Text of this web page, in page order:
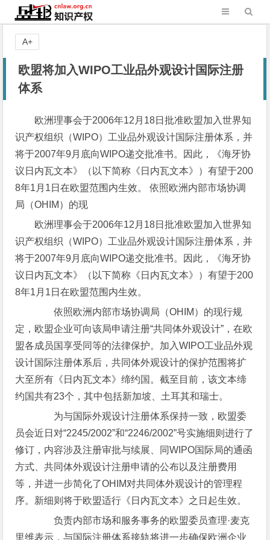
欧盟将加入WIPO工业品外观设计国际注册
体系
欧洲理事会于2006年12月18日批准欧盟加入世界知
识产权组织（WIPO）工业品外观设计国际注册体系，并
将于2007年9月底向WIPO递交批准书。因此，《海牙协
议日内瓦文本》（以下简称《日内瓦文本》）有望于200
8年1月1日在欧盟范围内生效。 依照欧洲内部市场协调
局（OHIM）的现
欧洲理事会于2006年12月18日批准欧盟加入世界知
识产权组织（WIPO）工业品外观设计国际注册体系，并
将于2007年9月底向WIPO递交批准书。因此，《海牙协
议日内瓦文本》（以下简称《日内瓦文本》）有望于200
8年1月1日在欧盟范围内生效。
依照欧洲内部市场协调局（OHIM）的现行规
定，欧盟企业可向该局申请注册“共同体外观设计”，在欧
盟各成员国享受同等的法律保护。加入WIPO工业品外观
设计国际注册体系后，共同体外观设计的保护范围将扩
大至所有《日内瓦文本》缔约国。截至目前，该文本缔
约国共有23个，其中包括新加坡、土耳其和瑞士。
为与国际外观设计注册体系保持一致，欧盟委
员会近日对“2245/2002”和“2246/2002”号实施细则进行了
修订，内容涉及注册审批与续展、同WIPO国际局的通函
方式、共同体外观设计注册申请的公布以及注册费用
等，并进一步简化了OHIM对共同体外观设计的管理程
序。新细则将于欧盟适行《日内瓦文本》之日起生效。
负责内部市场和服务事务的欧盟委员查理·麦克
里维表示，与国际注册体系接轨将进一步确保欧洲企业
A+